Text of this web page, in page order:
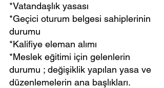
*Vatandaşlık yasası
*Geçici oturum belgesi sahiplerinin
durumu
*Kalifiye eleman alımı
*Meslek eğitimi için gelenlerin
durumu ; değişiklik yapılan yasa ve
düzenlemelerin ana başlıkları.